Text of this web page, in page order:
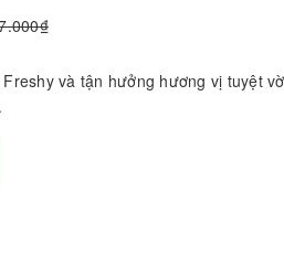
và tận hưởng hương vị tuyệt